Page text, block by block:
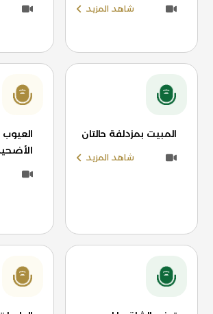
شاهد المزيد
المبيت بمزدلفة حالتان
شاهد المزيد
العيوب